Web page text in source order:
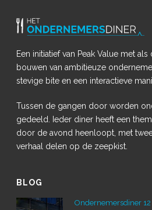
Een initiatief van Peak Value met
bouwen van ambitieuze
stevige bite en een interactieve
Tussen de gangen door worden
gedeeld. Ieder diner heeft een
door de avond heenloopt, met
verhaal delen op de zeepkist.
BLOG
Ondernemersdiner